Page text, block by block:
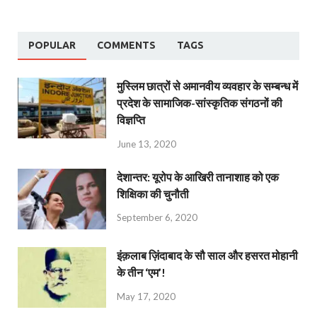
POPULAR COMMENTS TAGS
मुस्लिम छात्रों से अमानवीय व्यवहार के सम्बन्ध में
प्रदेश के सामाजिक-सांस्कृतिक संगठनों की
विज्ञप्ति
June 13, 2020
देशान्‍तर: यूरोप के आखिरी तानाशाह को एक
शिक्षिका की चुनौती
September 6, 2020
इंक़लाब ज़िंदाबाद के सौ साल और हसरत मोहानी
के तीन ‘एम’!
May 17, 2020